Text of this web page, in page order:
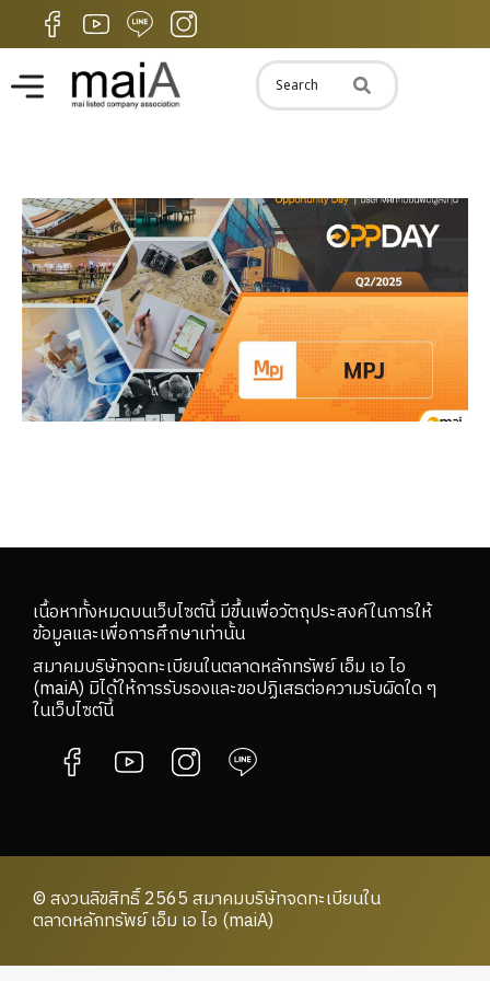
เนื้อหาทั้งหมดบนเว็บไซต์นี้ มีขึ้นเพื่อวัตถุประสงค์ในการให้
ข้อมูลและเพื่อการศึกษาเท่านั้น
สมาคมบริษัทจดทะเบียนในตลาดหลักทรัพย์ เอ็ม เอ ไอ
(maiA) มิได้ให้การรับรองและขอปฏิเสธต่อความรับผิดใด ๆ
ในเว็บไซต์นี้
© สงวนลิขสิทธิ์ 2565 สมาคมบริษัทจดทะเบียนใน
ตลาดหลักทรัพย์ เอ็ม เอ ไอ (maiA)